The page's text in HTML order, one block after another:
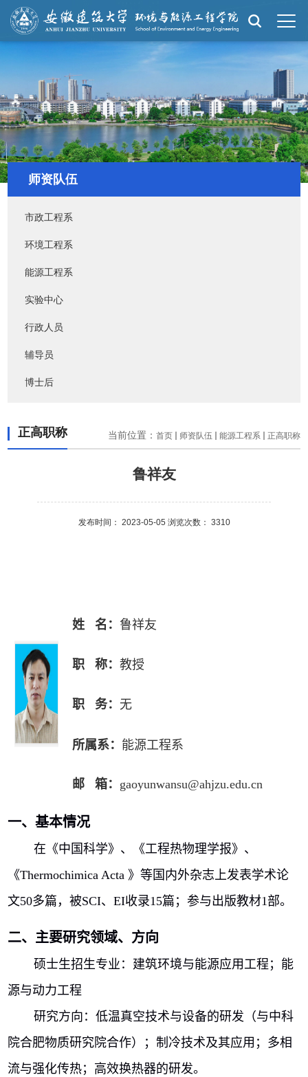
师资队伍
市政工程系
环境工程系
能源工程系
实验中心
行政人员
辅导员
博士后
正高职称 当前位置： 首页 师资队伍 能源工程系 正高职称
鲁祥友
发布时间： 2023-05-05 浏览次数： 3310
姓 名： 鲁祥友
职 称：教授
职 务： 无
所属系： 能源工程系
邮 箱： gaoyunwansu@ahjzu.edu.cn
一、基本情况
在《中国科学》、《工程热物理学报》、
《Thermochimica Acta 》等国内外杂志上发表学术论
文50多篇，被SCI、EI收录15篇；参与出版教材1部。
二、主要研究领域、方向
硕士生招生专业：建筑环境与能源应用工程；能
源与动力工程
研究方向：低温真空技术与设备的研发（与中科
院合肥物质研究院合作）；制冷技术及其应用；多相
流与强化传热；高效换热器的研发。